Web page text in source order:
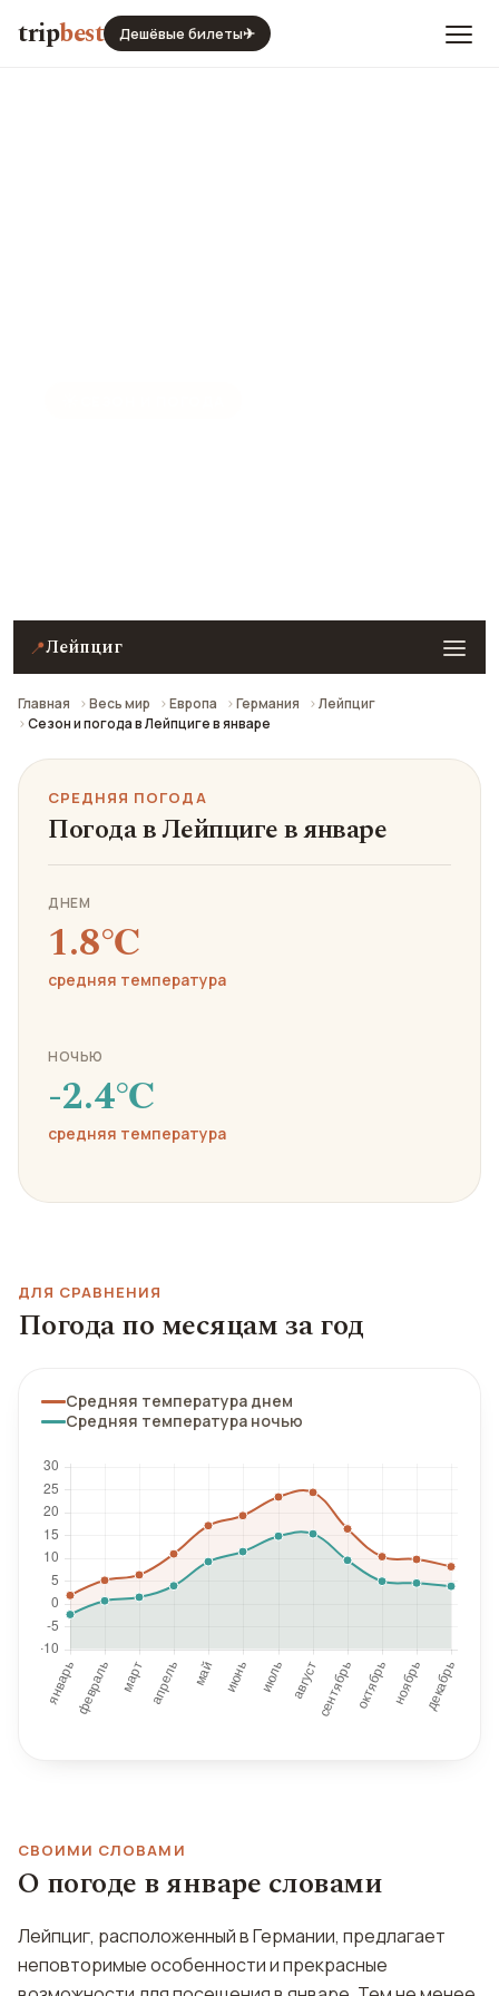
tripbest Дешёвые билеты✈
📍Лейпциг
Главная Весь мир Европа Германия
Лейпциг
Сезон и погода в Лейпциге в январе
СРЕДНЯЯ ПОГОДА
Погода в Лейпциге в январе
ДНЕМ
1.8℃
средняя температура
НОЧЬЮ
-2.4℃
средняя температура
ДЛЯ СРАВНЕНИЯ
Погода по месяцам за год
Средняя температура днем
Средняя температура ночью
СВОИМИ СЛОВАМИ
О погоде в январе словами
Лейпциг, расположенный в Германии, предлагает
неповторимые особенности и прекрасные